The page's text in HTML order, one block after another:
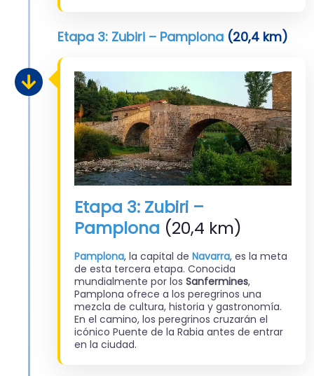
Etapa 3: Zubiri – Pamplona (20,4 km)
Etapa 3: Zubiri –
Pamplona (20,4 km)
Pamplona, la capital de Navarra, es la meta
de esta tercera etapa. Conocida
mundialmente por los Sanfermines,
Pamplona ofrece a los peregrinos una
mezcla de cultura, historia y gastronomía.
En el camino, los peregrinos cruzarán el
icónico Puente de la Rabia antes de entrar
en la ciudad.